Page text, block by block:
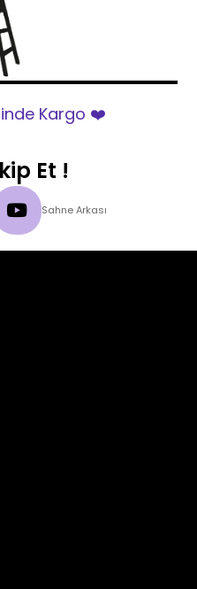
Kargo ❤️
Et !
Sahne Arkası